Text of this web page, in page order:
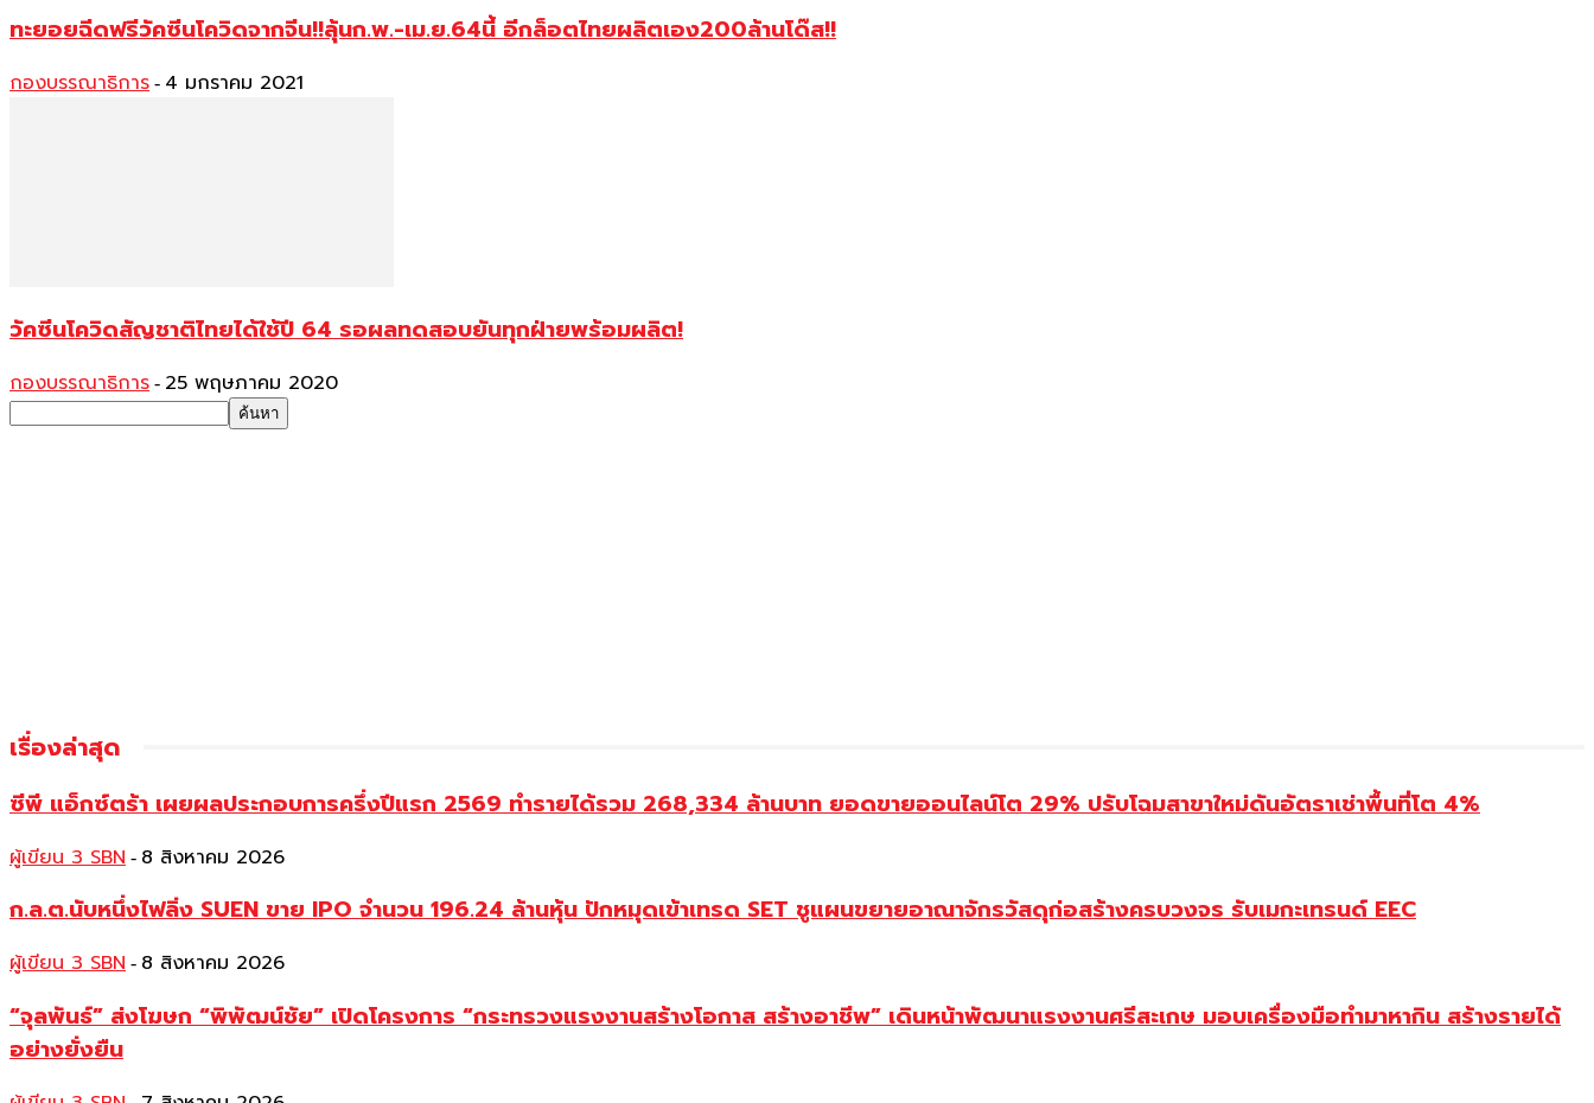
ทะยอยฉีดฟรีวัคซีนโควิดจากจีน!!ลุ้นก.พ.-เม.ย.64นี้ อีกล็อตไทยผลิตเอง200ล้านโด๊ส!!
กองบรรณาธิการ - 4 มกราคม 2021
วัคซีนโควิดสัญชาติไทยได้ใช้ปี 64 รอผลทดสอบยันทุกฝ่ายพร้อมผลิต!
กองบรรณาธิการ - 25 พฤษภาคม 2020
เรื่องล่าสุด
ซีพี แอ็กซ์ตร้า เผยผลประกอบการครึ่งปีแรก 2569 ทำรายได้รวม 268,334 ล้านบาท ยอดขายออนไลน์โต 29% ปรับโฉมสาขาใหม่ดันอัตราเช่าพื้นที่โต 4%
ผู้เขียน 3 SBN - 8 สิงหาคม 2026
ก.ล.ต.นับหนึ่งไฟลิ่ง SUEN ขาย IPO จำนวน 196.24 ล้านหุ้น ปักหมุดเข้าเทรด SET ชูแผนขยายอาณาจักรวัสดุก่อสร้างครบวงจร รับเมกะเทรนด์ EEC
ผู้เขียน 3 SBN - 8 สิงหาคม 2026
“จุลพันธ์” ส่งโฆษก “พิพัฒน์ชัย” เปิดโครงการ “กระทรวงแรงงานสร้างโอกาส สร้างอาชีพ” เดินหน้าพัฒนาแรงงานศรีสะเกษ มอบเครื่องมือทำมาหากิน สร้างรายได้
อย่างยั่งยืน